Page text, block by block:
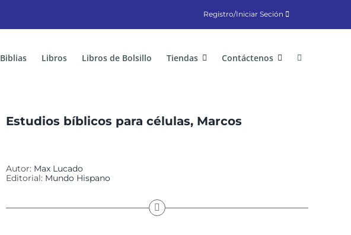
Registro/Iniciar Seción
Biblias Libros Libros de Bolsillo Tiendas Contáctenos
Estudios bíblicos para células, Marcos
Autor: Max Lucado
Editorial: Mundo Hispano